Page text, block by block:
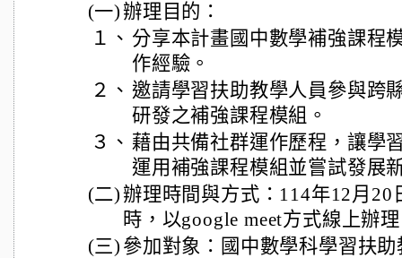
(一)辦理目的：
１、 分享本計畫國中數學補強課程
作經驗。
２、 邀請學習扶助教學人員參與跨
研發之補強課程模組。
３、 藉由共備社群運作歷程，讓學
運用補強課程模組並嘗試發展
(二)辦理時間與方式：114年12月20
時，以google meet方式線上辦
(三) 參加對象：國中數學科學習扶